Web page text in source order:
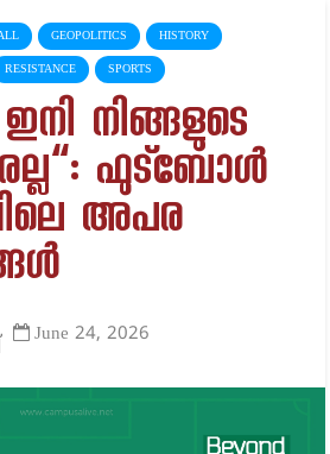
GEOPOLITICS HISTORY
RESISTANCE SPORTS
നിങ്ങളുടെ
ഫുട്ബോൾ
അപര
June 24, 2026